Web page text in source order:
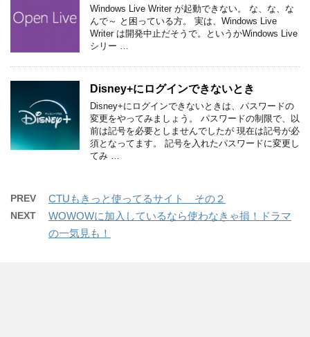
Windows Live Writer が起動できない。 な、な、な
んで～ と困っている方。 実は、Windows Live
Writer は開発中止だそうで。というかWindows Live
シリー …
Disney+にログインできないとき
Disney+にログインできないときは、パスワードの
変更をやってみましょう。 パスワードの制限で、以
前は記号を必要としませんでしたが 現在は記号が必
須となってます。 記号を入れたパスワードに変更し
てみ …
PREV CTUもきっと使ってるサイト その２
NEXT
WOWOWに加入しているなら使わなきゃ損！ドラマ
の一気見も！